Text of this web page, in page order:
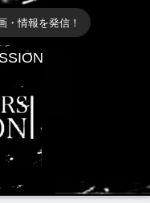
・情報を発信！